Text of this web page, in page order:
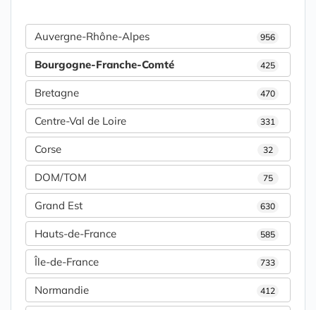
Auvergne-Rhône-Alpes 956
Bourgogne-Franche-Comté 425
Bretagne 470
Centre-Val de Loire 331
Corse 32
DOM/TOM 75
Grand Est 630
Hauts-de-France 585
Île-de-France 733
Normandie 412